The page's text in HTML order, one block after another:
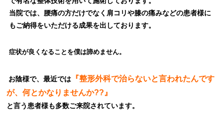
当院では、腰痛の方だけでなく肩コリや膝の痛みなどの患者様に
もご納得をいただける成果を出しております。
症状が良くなることを僕は諦めません。
お陰様で、最近では 『整形外科で治らないと言われたんです
が、何とかなりませんか??』
と言う患者様も多数ご来院されています。